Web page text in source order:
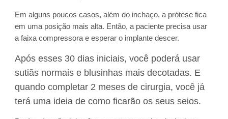
Em alguns poucos casos, além do inchaço, a prótese fica
em uma posição mais alta. Então, a paciente precisa usar
a faixa compressora e esperar o implante descer.
Após esses 30 dias iniciais, você poderá usar
sutiãs normais e blusinhas mais decotadas. E
quando completar 2 meses de cirurgia, você já
terá uma ideia de como ficarão os seus seios.